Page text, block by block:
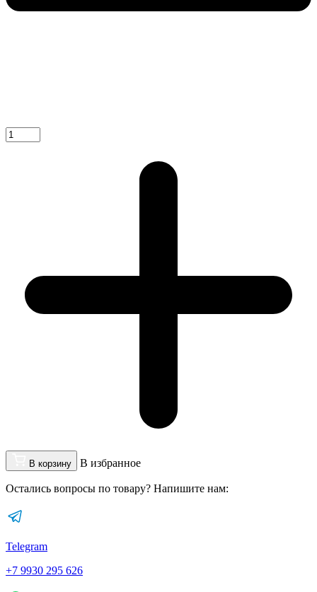
В корзину В избранное
Остались вопросы по товару? Напишите нам:
Telegram
+7 9930 295 626